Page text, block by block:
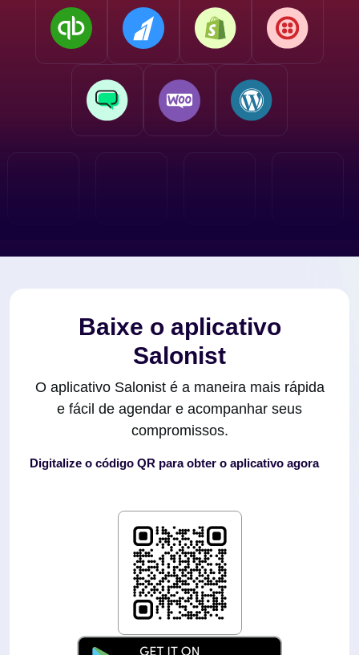
Baixe o aplicativo
Salonist
O aplicativo Salonist é a maneira mais rápida
e fácil de agendar e acompanhar seus
compromissos.
Digitalize o código QR para obter o aplicativo agora